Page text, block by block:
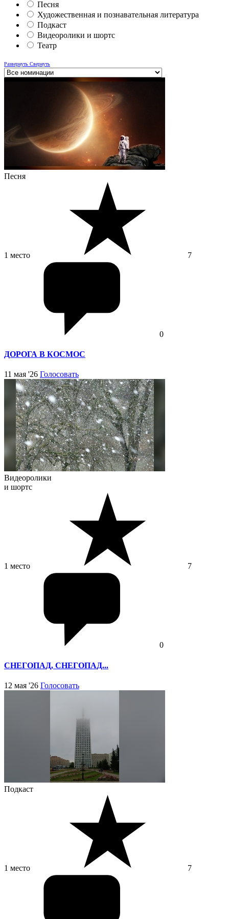
Песня
Художественная и познавательная литература
Подкаст
Видеоролики и шортс
Театр
Развернуть Свернуть
Песня
1 место 7
0
ДОРОГА В КОСМОС
11 мая '26 Голосовать
Видеоролики
и шортс
1 место 7
0
СНЕГОПАД, СНЕГОПАД...
12 мая '26 Голосовать
Подкаст
1 место 7